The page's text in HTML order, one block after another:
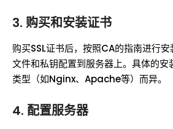
3. 购买和安装证书
购买SSL证书后，按照CA的指南进行
文件和私钥配置到服务器上。具体的安
类型（如Nginx、Apache等）而异。
4. 配置服务器